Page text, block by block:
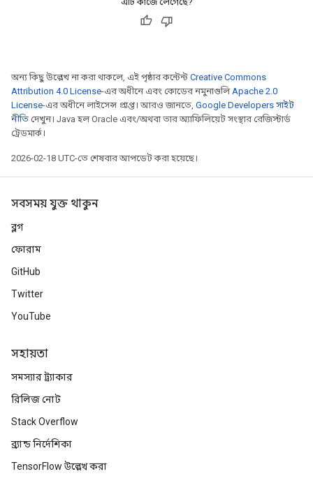
অন্য কিছু উল্লেখ না করা থাকলে, এই পৃষ্ঠার কন্টেন্ট Creative Commons
Attribution 4.0 License-এর অধীনে এবং কোডের নমুনাগুলিApache 2.0
License-এর অধীনে লাইসেন্স প্রাপ্ত। আরও জানতে, Google Developers সাইট
নীতি দেখুন। Java হল Oracle এবং/অথবা তার অ্যাফিলিয়েট সংস্থার রেজিস্টার্ড
ট্রেডমার্ক।
2026-02-18 UTC-তে শেষবার আপডেট করা হয়েছে।
সবসময় যুক্ত থাকুন
ব্লগ
ফোরাম
GitHub
Twitter
YouTube
সহায়তা
সমস্যার ট্র্যাকার
রিলিজ নোট
Stack Overflow
ব্র্যান্ড নির্দেশিকা
TensorFlow উল্লেখ করা